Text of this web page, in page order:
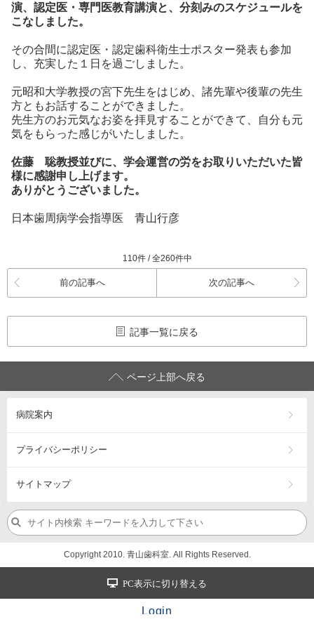
演、認定医・専門医教育講演と、分刻みのスケジュールを
こなしました。
その合間に認定医・認定歯科衛生士ポスター発表も参加
し、充実した１日を過ごしました。
元昭和大学教授の宮下先生をはじめ、諸先輩や後輩の先生
方ともお話することができました。
先生方のお元気なお姿を拝見することができて、自分も元
気をもらった感じがいたしました。
佐藤 聡教授並びに、学会運営の労をお取りいただいた皆
様に感謝申し上げます。
ありがとうございました。
日本歯周病学会指導医 青山行彦
110件 / 全260件中
前の記事へ 次の記事へ
記事一覧に戻る
ページ上部へ戻る
病院案内
プライバシーポリシー
サイトマップ
Copyright 2010. 青山歯科室. All Rights Reserved.
PC表示に切り替える
Login